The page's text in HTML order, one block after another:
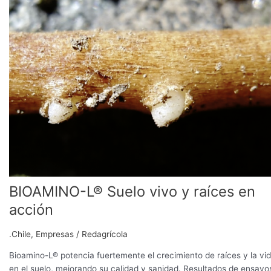
BIOAMINO-L® Suelo vivo y raíces en
acción
.Chile, Empresas / Redagrícola
Bioamino-L® potencia fuertemente el crecimiento de raíces y la
en el suelo, mejorando su calidad y sanidad. Resultados de
Suelo
vivo
y
raíces
en
acción